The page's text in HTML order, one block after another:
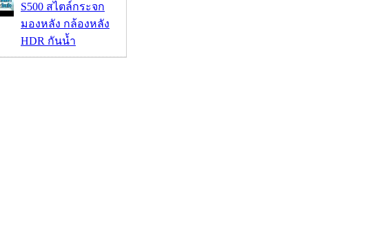
S500 สไตล์กระจก
มองหลัง กล้องหลัง
HDR กันน้ำ